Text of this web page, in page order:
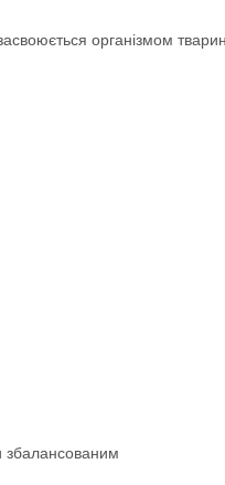
організмом
збалансованим